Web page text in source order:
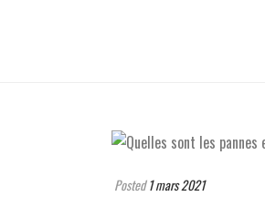
Posted1 mars 2021